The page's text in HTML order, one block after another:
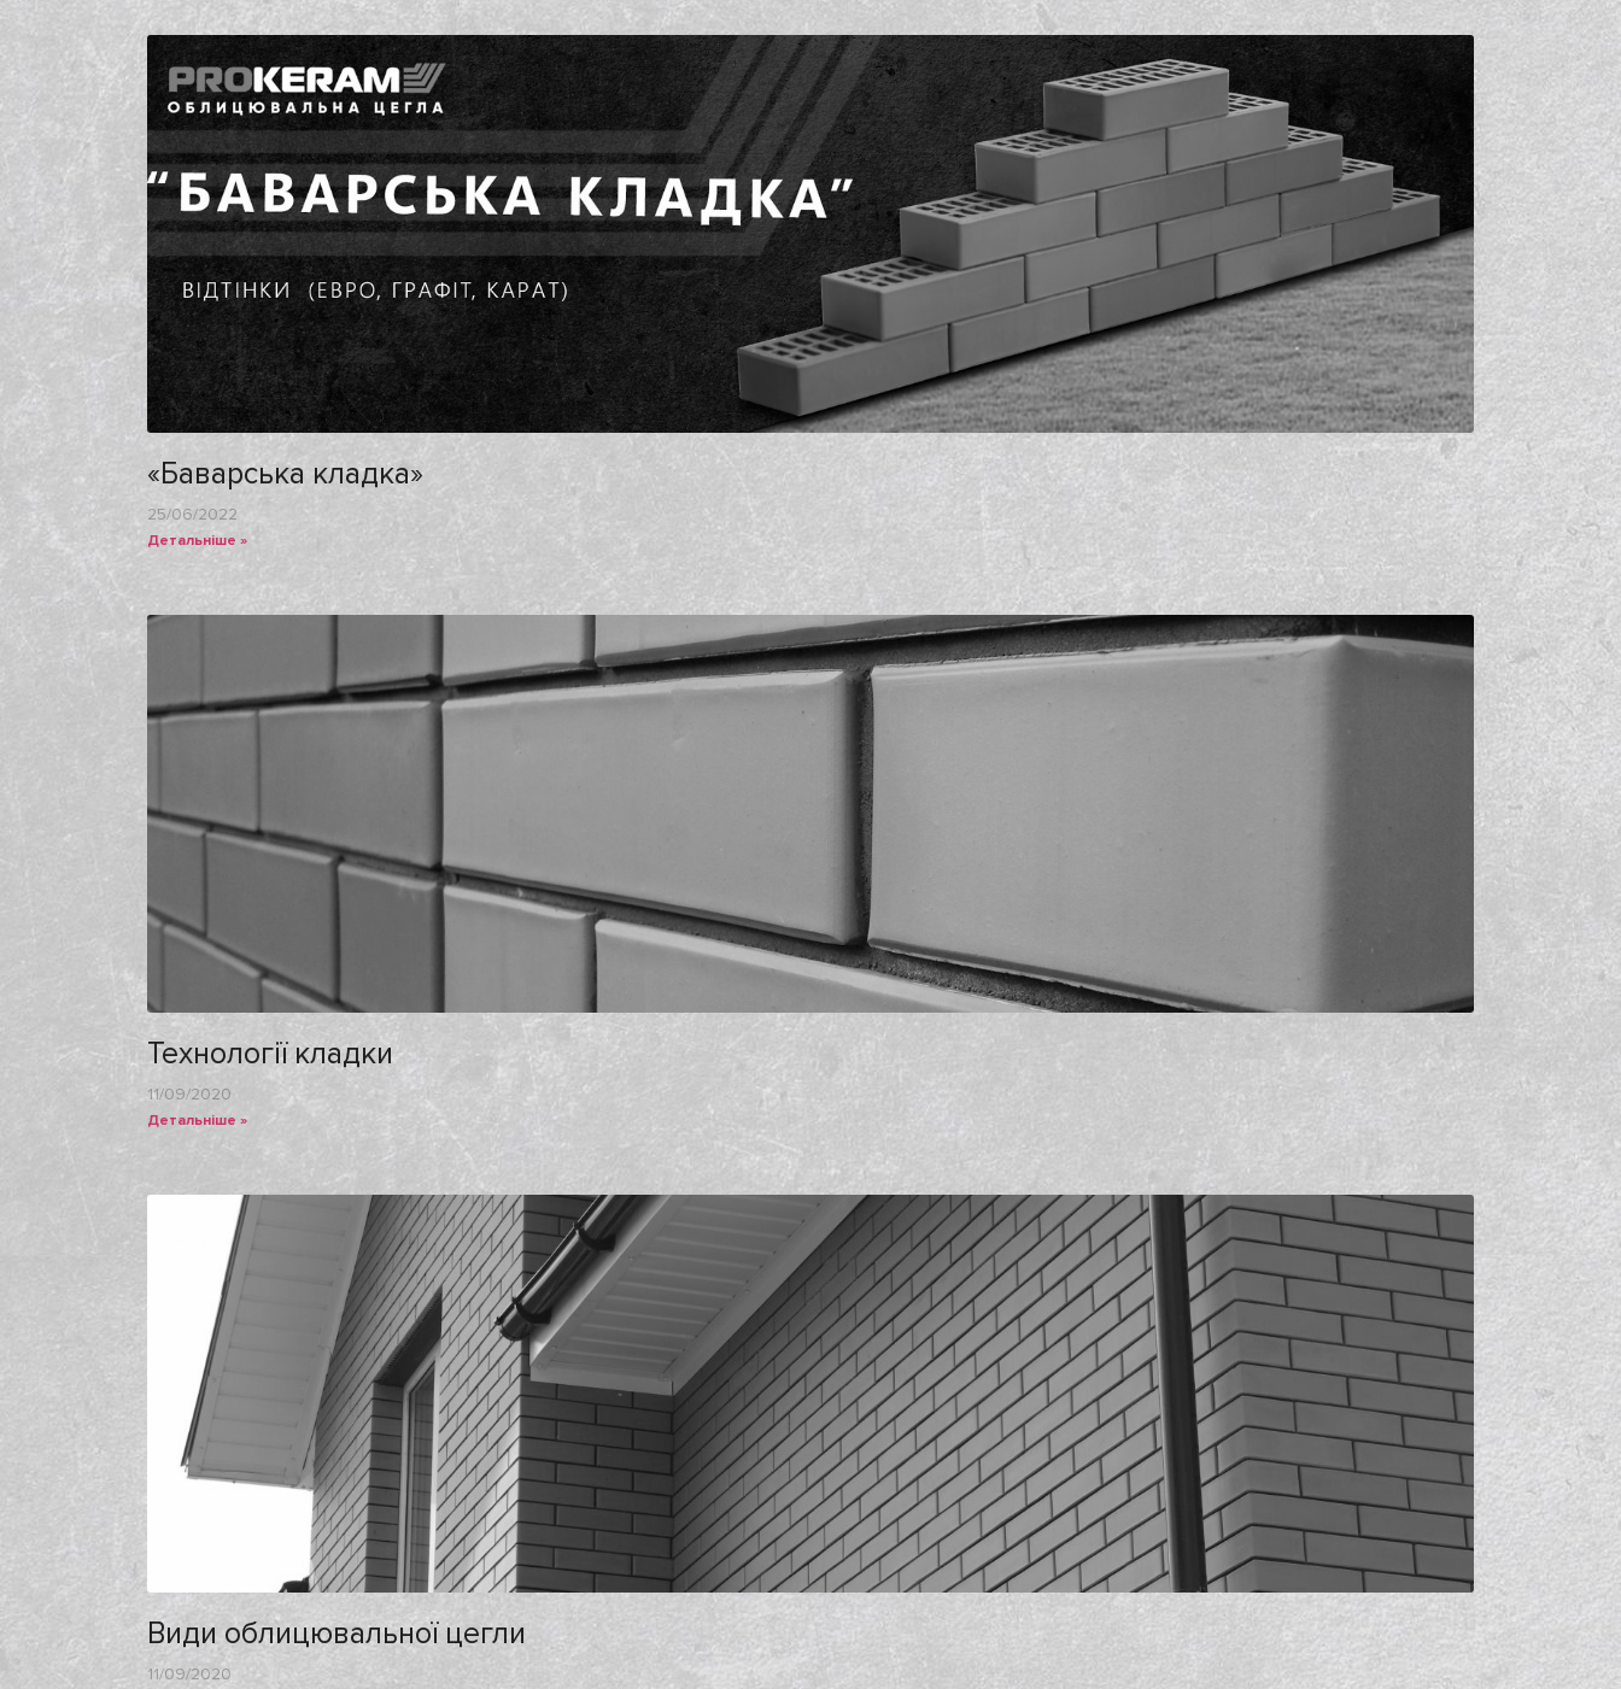
«Баварська кладка»
25/06/2022
Детальніше »
Технології кладки
11/09/2020
Детальніше »
Види облицювальної цегли
11/09/2020